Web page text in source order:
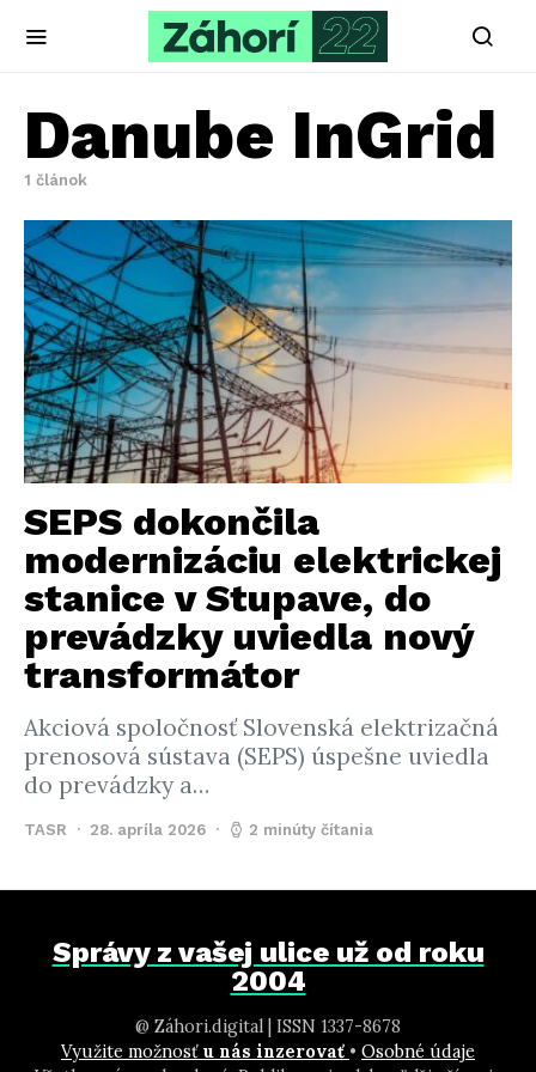
Danube InGrid
1 článok
SEPS dokončila
modernizáciu elektrickej
stanice v Stupave, do
prevádzky uviedla nový
transformátor
Akciová spoločnosť Slovenská elektrizačná
prenosová sústava (SEPS) úspešne uviedla
do prevádzky a…
TASR 28. apríla 2026 2 minúty čítania
Správy z vašej ulice už od roku
2004
@ Záhori.digital | ISSN 1337-8678
Využite možnosť u nás inzerovať • Osobné údaje